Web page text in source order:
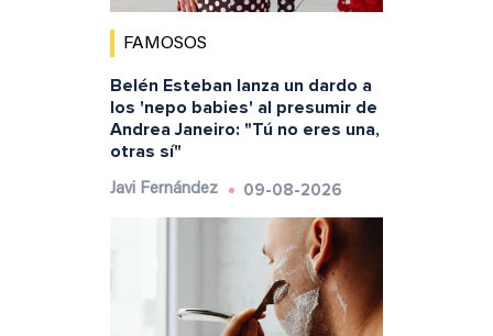
FAMOSOS
Belén Esteban lanza un dardo a
los 'nepo babies' al presumir de
Andrea Janeiro: "Tú no eres una,
otras sí"
Javi Fernández 09-08-2026